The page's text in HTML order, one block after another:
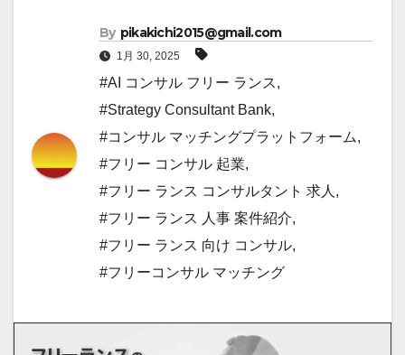
By pikakichi2015@gmail.com
1月 30, 2025
#AI コンサル フリー ランス,
#Strategy Consultant Bank,
#コンサル マッチングプラットフォーム,
#フリー コンサル 起業,
#フリー ランス コンサルタント 求人 ,
#フリー ランス 人事 案件紹介,
#フリー ランス 向け コンサル,
#フリーコンサル マッチング